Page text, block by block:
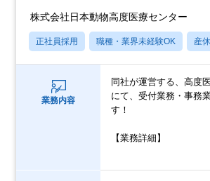
株式会社日本動物高度医療センター
正社員採用 職種・業界未経験OK 産
業務内容
同社が運営する、高度
にて、受付業務・事務
す！
【業務詳細】